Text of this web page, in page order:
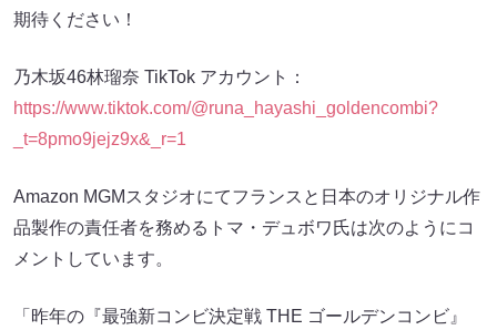
期待ください！
乃木坂46林瑠奈 TikTok アカウント：
https://www.tiktok.com/@runa_hayashi_goldencombi?
_t=8pmo9jejz9x&_r=1
Amazon MGMスタジオにてフランスと日本のオリジナル作
品製作の責任者を務めるトマ・デュボワ氏は次のようにコ
メントしています。
「昨年の『最強新コンビ決定戦 THE ゴールデンコンビ』